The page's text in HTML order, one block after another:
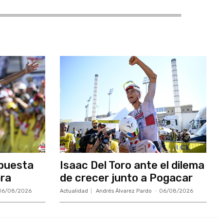
08/2026
Isaac Del Toro ante el dilema
de crecer junto a Pogacar
Actualidad Andrés Álvarez Pardo - 06/08/2026